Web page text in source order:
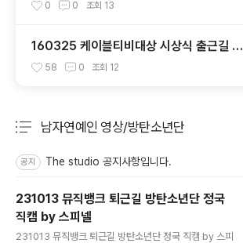
0 0 조회 13
160325 케이블티비대상 시상식 출근길 트
와이스 직찍 by 스피넬
58 0 조회 12
남자연예인 영상/방탄소년단
공지 The studio 공지사항입니다.
231013 뮤직뱅크 퇴근길 방탄소년단 정국
직캠 by 스피넬
231013 뮤직뱅크 퇴근길 방탄소년단 정국 직캠 by 스피